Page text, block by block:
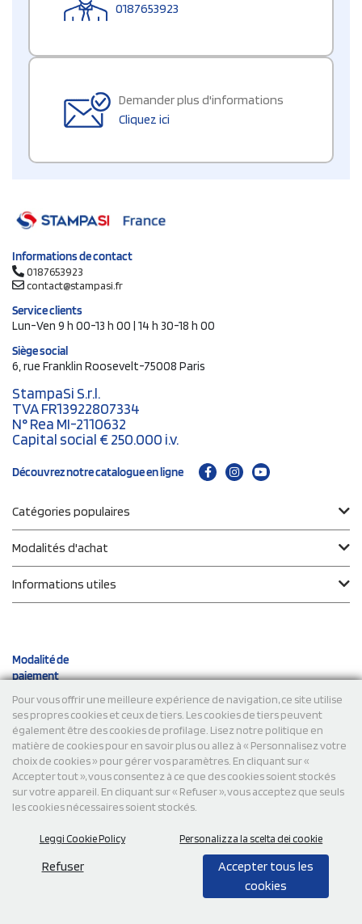
Pour vous offrir une meilleure expérience de navigation, ce site utilise
ses propres cookies et ceux de tiers. Les cookies de tiers peuvent
également être des cookies de profilage. Lisez notre politique en
matière de cookies pour en savoir plus ou allez à « Personnalisez votre
choix de cookies » pour gérer vos paramètres. En cliquant sur «
Accepter tout », vous consentez à ce que des cookies soient stockés
sur votre appareil. En cliquant sur « Refuser », vous acceptez que seuls
les cookies nécessaires soient stockés.
Leggi Cookie Policy Personalizza la scelta dei cookie
Refuser
Accepter tous les
cookies
0187653923
Demander plus d'informations
Cliquez ici
Informations de contact
0187653923
contact@stampasi.fr
Service clients
Lun-Ven 9 h 00-13 h 00 | 14 h 30-18 h 00
Siège social
6, rue Franklin Roosevelt-75008 Paris
StampaSi S.r.l.
TVA FR13922807334
N° Rea MI-2110632
Capital social € 250.000 i.v.
Découvrez notre catalogue en ligne
Catégories populaires
Modalités d'achat
Informations utiles
Modalité de
paiement
Expéditions
© 2026 StampaSi s.r.l. TOUS DROITS RÉSERVÉS - TVA
FR13922807334